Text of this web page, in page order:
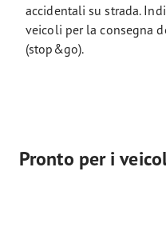
accidentali su strada.
veicoli per la consegna
(stop&go).
Pronto per i